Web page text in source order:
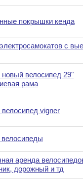
покрышки кенда
с
велосипед 29"
рама
vigner
аренда
дорожный и тд